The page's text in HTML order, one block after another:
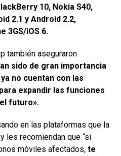
10, Nokia S40,
2.1 y Android 2.2,
3GS/iOS 6.
también aseguraron
sido de gran importancia
no cuentan con las
expandir las funciones
futuro».
en las plataformas que la
les recomiendan que “si
móviles afectados, te